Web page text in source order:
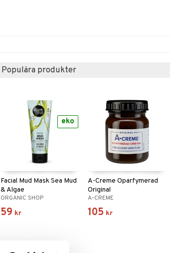
Populära produkter
Facial Mud Mask Sea Mud
& Algae
ORGANIC SHOP
59 kr
eko
A-Creme Oparfymerad
Original
A-CREME
105 kr